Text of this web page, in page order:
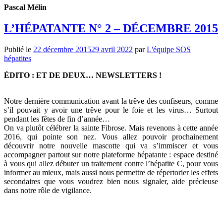
Pascal Mélin
L’HÉPATANTE N° 2 – DÉCEMBRE 2015
Publié le 22 décembre 201529 avril 2022 parL'équipe SOS
hépatites
ÉDITO : ET DE DEUX… NEWSLETTERS !
Notre dernière communication avant la trêve des confiseurs, comme
s’il pouvait y avoir une trêve pour le foie et les virus… Surtout
pendant les fêtes de fin d’année…
On va plutôt célébrer la sainte Fibrose.Mais revenons à cette année
2016, qui pointe son nez.
Vous allez pouvoir prochainement
découvrir notre nouvelle mascotte qui va s’immiscer et vous
accompagner partout sur notre plateforme hépatante : espace destiné
à vous qui allez débuter un traitement contre l’hépatite C, pour vous
informer au mieux, mais aussi nous permettre de répertorier les effets
secondaires que vous voudrez bien nous signaler, aide précieuse
dans notre rôle de vigilance.